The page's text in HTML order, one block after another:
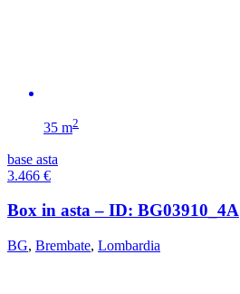
35 m2
base asta
3.466 €
Box in asta – ID: BG03910_4A
BG, Brembate, Lombardia